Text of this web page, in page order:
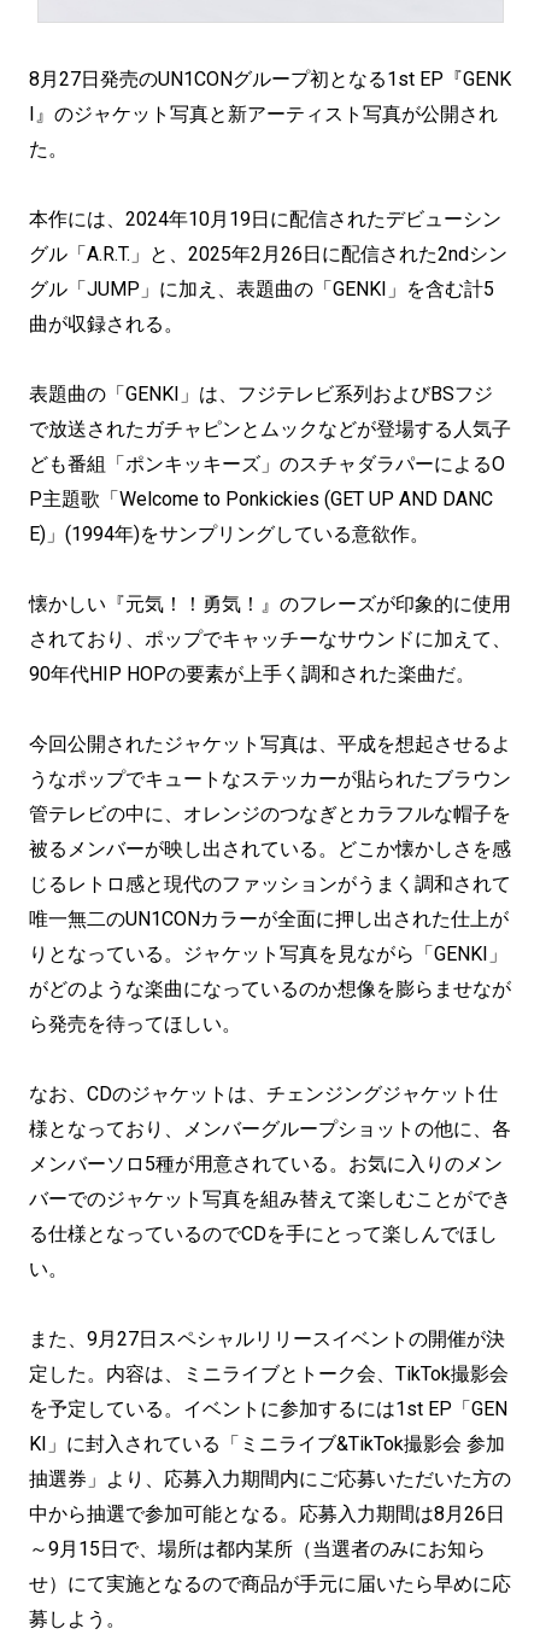
8月27日発売のUN1CONグループ初となる1st EP『GENK
I』のジャケット写真と新アーティスト写真が公開され
た。
本作には、2024年10月19日に配信されたデビューシン
グル「A.R.T.」と、2025年2月26日に配信された2ndシン
グル「JUMP」に加え、表題曲の「GENKI」を含む計5
曲が収録される。
表題曲の「GENKI」は、フジテレビ系列およびBSフジ
で放送されたガチャピンとムックなどが登場する人気子
ども番組「ポンキッキーズ」のスチャダラパーによるO
P主題歌「Welcome to Ponkickies (GET UP AND DANC
E)」(1994年)をサンプリングしている意欲作。
懐かしい『元気！！勇気！』のフレーズが印象的に使用
されており、ポップでキャッチーなサウンドに加えて、
90年代HIP HOPの要素が上手く調和された楽曲だ。
今回公開されたジャケット写真は、平成を想起させるよ
うなポップでキュートなステッカーが貼られたブラウン
管テレビの中に、オレンジのつなぎとカラフルな帽子を
被るメンバーが映し出されている。どこか懐かしさを感
じるレトロ感と現代のファッションがうまく調和されて
唯一無二のUN1CONカラーが全面に押し出された仕上が
りとなっている。ジャケット写真を見ながら「GENKI」
がどのような楽曲になっているのか想像を膨らませなが
ら発売を待ってほしい。
なお、CDのジャケットは、チェンジングジャケット仕
様となっており、メンバーグループショットの他に、各
メンバーソロ5種が用意されている。お気に入りのメン
バーでのジャケット写真を組み替えて楽しむことができ
る仕様となっているのでCDを手にとって楽しんでほし
い。
また、9月27日スペシャルリリースイベントの開催が決
定した。内容は、ミニライブとトーク会、TikTok撮影会
を予定している。イベントに参加するには1st EP「GEN
KI」に封入されている「ミニライブ&TikTok撮影会 参加
抽選券」より、応募入力期間内にご応募いただいた方の
中から抽選で参加可能となる。応募入力期間は8月26日
～9月15日で、場所は都内某所（当選者のみにお知ら
せ）にて実施となるので商品が手元に届いたら早めに応
募しよう。